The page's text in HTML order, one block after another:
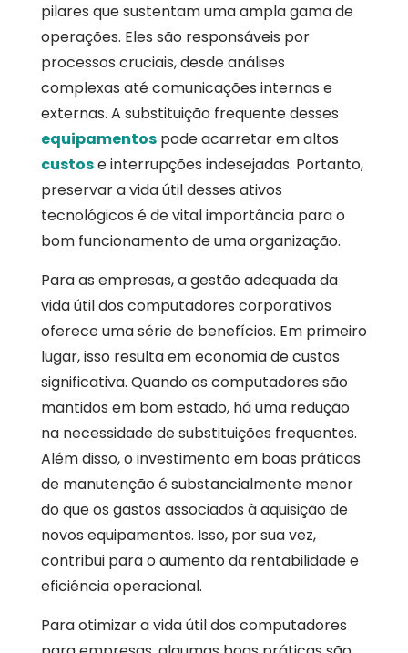
pilares que sustentam uma ampla gama de
operações. Eles são responsáveis por
processos cruciais, desde análises
complexas até comunicações internas e
externas. A substituição frequente desses
equipamentospode acarretar em altos
custose interrupções indesejadas. Portanto,
preservar a vida útil desses ativos
tecnológicos é de vital importância para o
bom funcionamento de uma organização.
Para as empresas, a gestão adequada da
vida útil dos computadores corporativos
oferece uma série de benefícios. Em primeiro
lugar, isso resulta em economia de custos
significativa. Quando os computadores são
mantidos em bom estado, há uma redução
na necessidade de substituições frequentes.
Além disso, o investimento em boas práticas
de manutenção é substancialmente menor
do que os gastos associados à aquisição de
novos equipamentos. Isso, por sua vez,
contribui para o aumento da rentabilidade e
eficiência operacional.
Para otimizar a vida útil dos computadores